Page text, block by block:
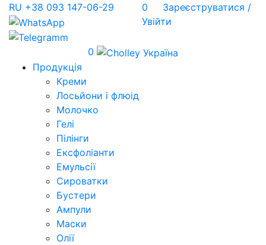
RU +38 093 147-06-29 0
Зареєструватися /
Увійти
0
Продукція
Креми
Лосьйони і флюід
Молочко
Гелі
Пілінги
Ексфоліанти
Емульсії
Сироватки
Бустери
Ампули
Маски
Олії